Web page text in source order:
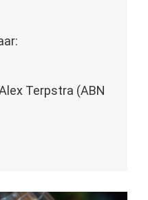
Terpstra (ABN